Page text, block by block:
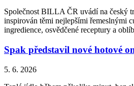
Společnost BILLA ČR uvádí na český
inspirován těmi nejlepšími řemeslnými
ingredience, osvědčené receptury a
Spak představil nové hotové
5. 6. 2026